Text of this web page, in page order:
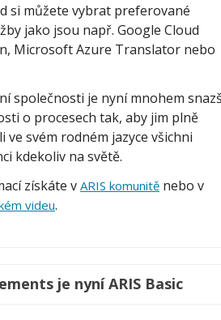
si můžete vybrat preferované
jako jsou např. Google Cloud
Microsoft Azure Translator nebo
společnosti je nyní mnohem
o procesech tak, aby jim plně
ve svém rodném jazyce všichni
kdekoliv na světě.
získáte v ARIS komunitě nebo v
videu.
je nyní ARIS Basic